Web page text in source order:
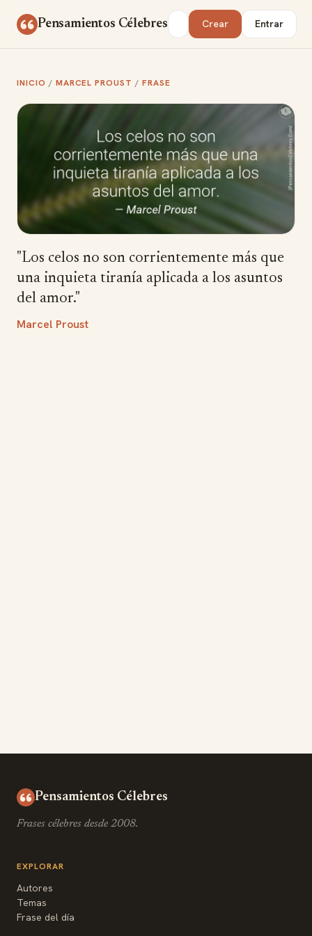
Pensamientos Célebres Buscar Crear Entrar
INICIO / MARCEL PROUST /FRASE
"Los celos no son corrientemente más que
una inquieta tiranía aplicada a los asuntos
del amor."
Marcel Proust
Pensamientos Célebres
Frases célebres desde 2008.
EXPLORAR
Autores
Temas
Frase del día